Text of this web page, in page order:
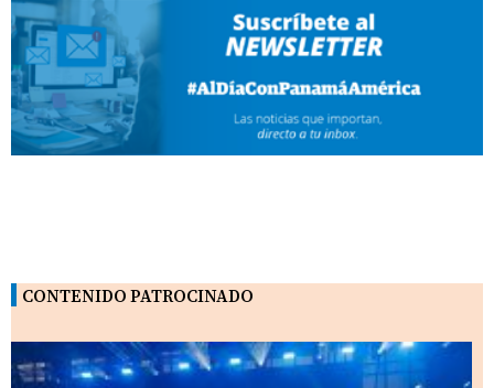
CONTENIDO PATROCINADO